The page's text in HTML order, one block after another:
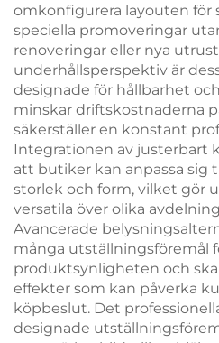
omkonfigurera layouten för
speciella promoveringar
renoveringar eller nya
underhållsperspektiv är
designade för hållbarhet
minskar driftskostnaderna
säkerställer en konstant
Integrationen av justerbart
att butiker kan anpassa sig
storlek och form, vilket gör
versatila över olika
Avancerade
många utställningsföremål
produktsynligheten och
effekter som kan påverka
köpbeslut. Det
designade